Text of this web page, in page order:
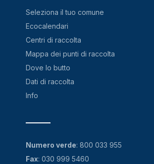
Seleziona il tuo comune
Ecocalendari
Centri di raccolta
Mappa dei punti di raccolta
Dove lo butto
Dati di raccolta
Info
Numero verde: 800 033 955
Fax: 030 999 5460